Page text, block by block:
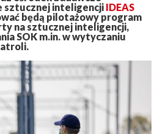
sztucznej inteligencji IDEAS
będą pilotażowy program
na sztucznej inteligencji,
SOK m.in. w wytyczaniu